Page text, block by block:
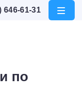
646-61-31
по